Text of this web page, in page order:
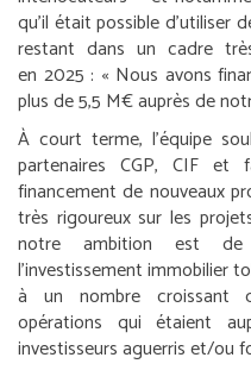
qu’il était possible d’utiliser
restant dans un cadre
en 2025 : « Nous avons
plus de 5,5 M€ auprès de
À court terme, l’équipe
partenaires CGP, CIF et
financement de nouveaux
très rigoureux sur les
notre ambition est
l’investissement immobilier
à un nombre croissant
opérations qui étaient
investisseurs aguerris et/ou